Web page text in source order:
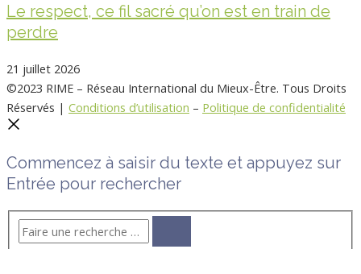
Le respect, ce fil sacré qu’on est en train de
perdre
21 juillet 2026
©2023 RIME – Réseau International du Mieux-Être. Tous Droits
Réservés | Conditions d’utilisation – Politique de confidentialité
Commencez à saisir du texte et appuyez sur
Entrée pour rechercher